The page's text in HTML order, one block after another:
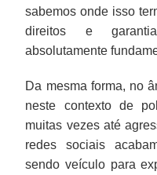
sabemos onde isso
direitos e
absolutamente
Da mesma forma, no
neste contexto de
muitas vezes até
redes sociais
sendo veículo para